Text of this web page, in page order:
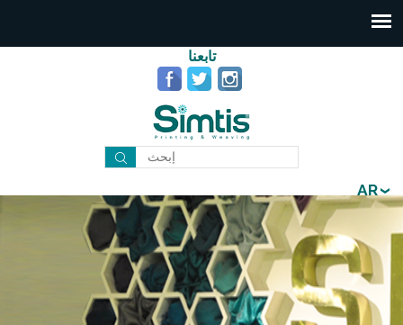
تابعنا
AR